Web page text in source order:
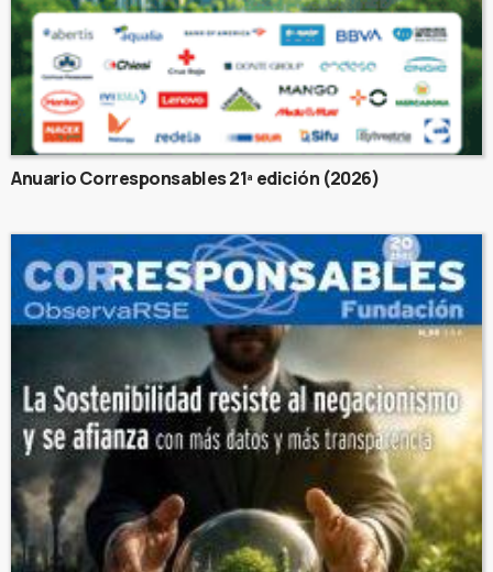
Anuario Corresponsables 21ª edición (2026)